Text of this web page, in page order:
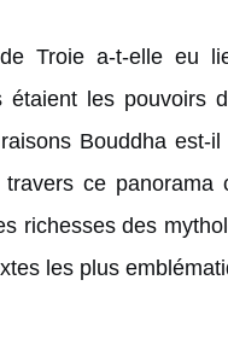
Troie a-t-elle eu
les pouvoirs
Bouddha est-
travers ce
richesses des
les plus